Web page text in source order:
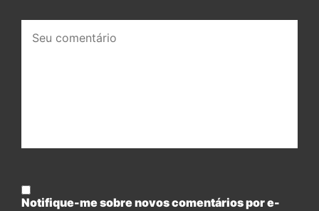
comentário:
Notifique-me sobre novos comentários por e-